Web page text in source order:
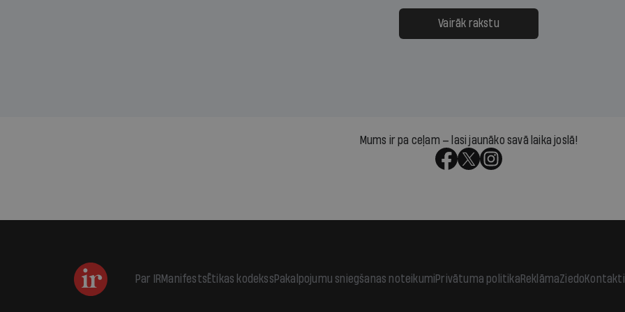
samaksāt augstos procentus,
kas jāpārskaita jau trīs dienas
pirms nākamās sapulces
uzcītīga darba, mammas
atbalsts un drosme
meteovērojumus arī tad,
Vairāk rakstu
Mums ir pa ceļam — lasi jaunāko savā laika joslā!
Par IRManifestsĒtikas kodekssPakalpojumu sniegšanas noteikumiPrivātuma politikaReklāmaZiedoKontakti